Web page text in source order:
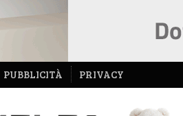
PUBBLICITÀ PRIVACY